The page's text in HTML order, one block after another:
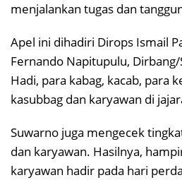
menjalankan tugas dan
Apel ini dihadiri Dirops Ismail
Fernando Napitupulu,
Hadi, para kabag, kacab, para
kasubbag dan karyawan di
Suwarno juga mengecek
dan karyawan. Hasilnya,
karyawan hadir pada hari